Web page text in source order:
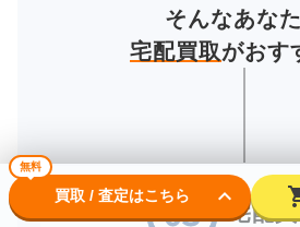
そんなあな
宅配買取がおす
宅配
無料
買取 / 査定はこちら keyboard_arrow_down